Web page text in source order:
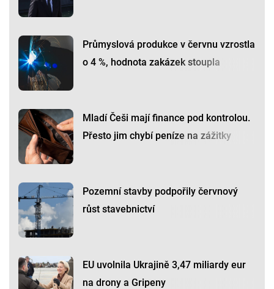
Průmyslová produkce v červnu vzrostla
o 4 %, hodnota zakázek stoupla
Mladí Češi mají finance pod kontrolou.
Přesto jim chybí peníze na zážitky
Pozemní stavby podpořily červnový
růst stavebnictví
EU uvolnila Ukrajině 3,47 miliardy eur
na drony a Gripeny